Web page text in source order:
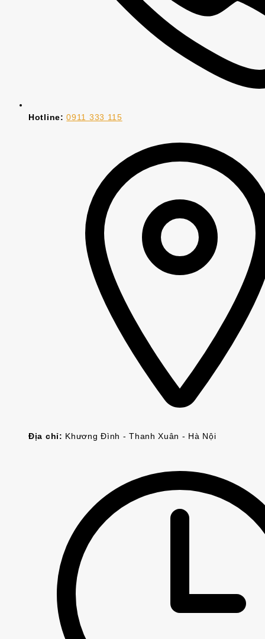
Hotline: 0911 333 115
Địa chỉ: Khương Đình - Thanh Xuân - Hà Nội